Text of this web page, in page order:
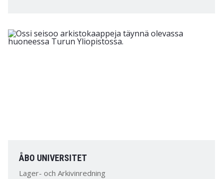
ÅBO UNIVERSITET
Lager- och Arkivinredning